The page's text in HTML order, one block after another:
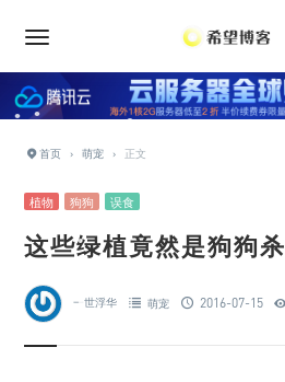
首页 › 萌宠 › 正文
植物 狗狗 误食
这些绿植竟然是狗狗
一世浮华 萌宠 2016-07-15
•
•